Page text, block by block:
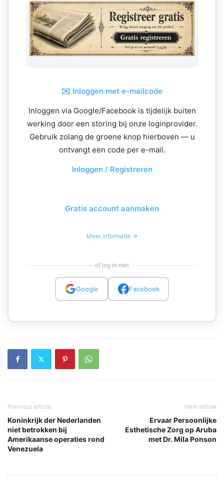
✉️ Inloggen met e-mailcode
Inloggen via Google/Facebook is tijdelijk buiten
werking door een storing bij onze loginprovider.
Gebruik zolang de groene knop hierboven — u
ontvangt een code per e-mail.
Inloggen / Registreren
Gratis account aanmaken
Meer informatie →
of log in met
Google Facebook
Previous article
Koninkrijk der Nederlanden
niet betrokken bij
Amerikaanse operaties rond
Venezuela
Next article
Ervaar Persoonlijke
Esthetische Zorg op Aruba
met Dr. Mila Ponson